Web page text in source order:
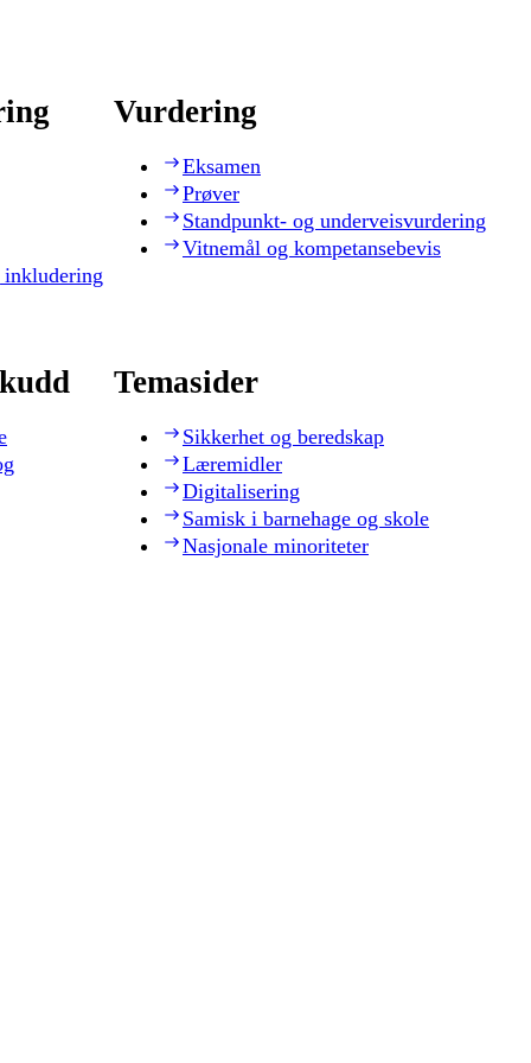
Vurdering
Eksamen
Prøver
Standpunkt- og underveisvurdering
Vitnemål og kompetansebevis
Temasider
Sikkerhet og beredskap
Læremidler
Digitalisering
Samisk i barnehage og skole
Nasjonale minoriteter